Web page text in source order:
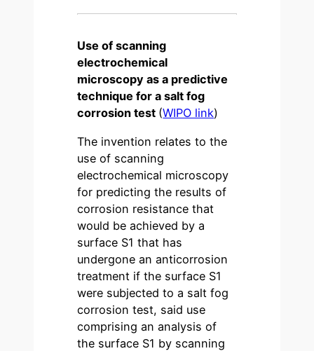
Use of scanning
electrochemical
microscopy as a predictive
technique for a salt fog
corrosion test (WIPO link)
The invention relates to the
use of scanning
electrochemical microscopy
for predicting the results of
corrosion resistance that
would be achieved by a
surface S1 that has
undergone an anticorrosion
treatment if the surface S1
were subjected to a salt fog
corrosion test, said use
comprising an analysis of
the surface S1 by scanning